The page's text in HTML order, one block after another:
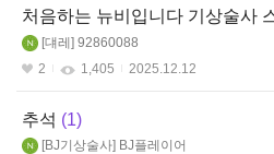
처음하는 뉴비입니다 기상술사
댸레 92860088
2
1,405 2025.12.12
추석 1
BJ기상술사 BJ플레이어